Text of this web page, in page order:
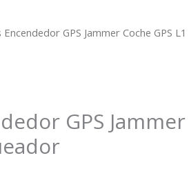
GPS Jammer Coche GPS L1
GPS Jammer